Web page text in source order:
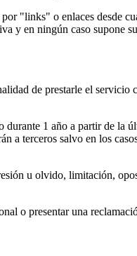
"links" o enlaces desde
en ningún caso supone
de prestarle el servicio
durante 1 año a partir de la
a terceros salvo en los
u olvido, limitación,
o presentar una